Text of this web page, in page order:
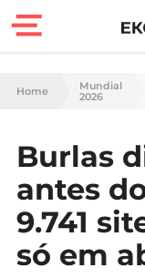
Carreira
Casa
Lifestyle
Home
Mundial
2026
Burlas
antes
9.741
só em